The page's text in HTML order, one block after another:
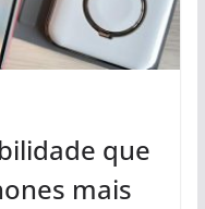
que
mais